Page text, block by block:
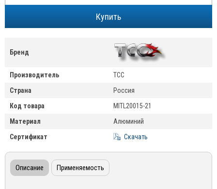
Бренд
Производитель
ТСС
Страна
Россия
Код товара
MITL20015-21
Материал
Алюминий
Сертификат
Скачать
Описание Применяемость